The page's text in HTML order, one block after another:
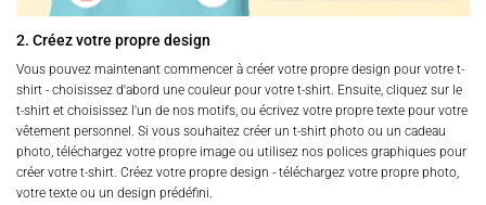
2. Créez votre propre design
Vous pouvez maintenant commencer à créer votre propre design pour votre t-
shirt - choisissez d'abord une couleur pour votre t-shirt. Ensuite, cliquez sur le
t-shirt et choisissez l'un de nos motifs, ou écrivez votre propre texte pour votre
vêtement personnel. Si vous souhaitez créer un t-shirt photo ou un cadeau
photo, téléchargez votre propre image ou utilisez nos polices graphiques pour
créer votre t-shirt. Créez votre propre design - téléchargez votre propre photo,
votre texte ou un design prédéfini.